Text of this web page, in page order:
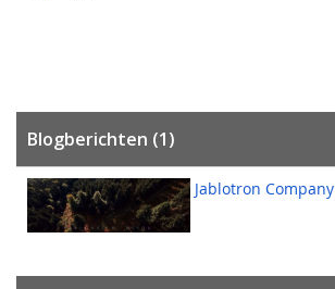
Blogberichten (1)
Jablotron Company